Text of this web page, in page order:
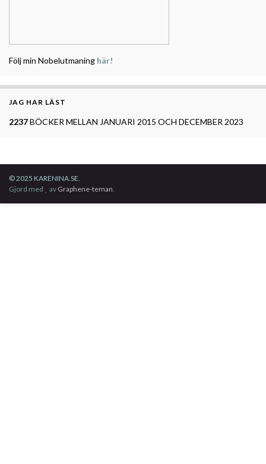
Följ min Nobelutmaning här!
JAG HAR LÄST
2237BÖCKER MELLAN JANUARI 2015 OCH DECEMBER 2023
© 2025 KARENINA.SE.
Gjord med
av Graphene-teman